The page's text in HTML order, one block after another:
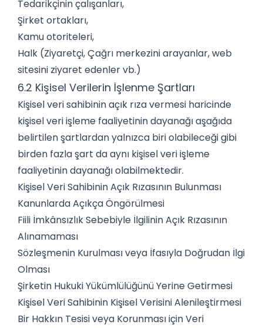
Tedarikçinin çalışanları,
Şirket ortakları,
Kamu otoriteleri,
Halk (Ziyaretçi, Çağrı merkezini arayanlar, web
sitesini ziyaret edenler vb.)
6.2 Kişisel Verilerin İşlenme Şartları
Kişisel veri sahibinin açık rıza vermesi haricinde
kişisel veri işleme faaliyetinin dayanağı aşağıda
belirtilen şartlardan yalnızca biri olabileceği gibi
birden fazla şart da aynı kişisel veri işleme
faaliyetinin dayanağı olabilmektedir.
Kişisel Veri Sahibinin Açık Rızasının Bulunması
Kanunlarda Açıkça Öngörülmesi
Fiili İmkânsızlık Sebebiyle İlgilinin Açık Rızasının
Alınamaması
Sözleşmenin Kurulması veya İfasıyla Doğrudan İlgi
Olması
Şirketin Hukuki Yükümlülüğünü Yerine Getirmesi
Kişisel Veri Sahibinin Kişisel Verisini Alenileştirmesi
Bir Hakkın Tesisi veya Korunması için Veri